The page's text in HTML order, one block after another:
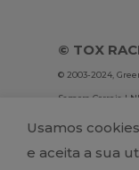
© TOX
© 2003-2024,
Samora Correia |
são exclusivos
Usamos
e aceita a sua